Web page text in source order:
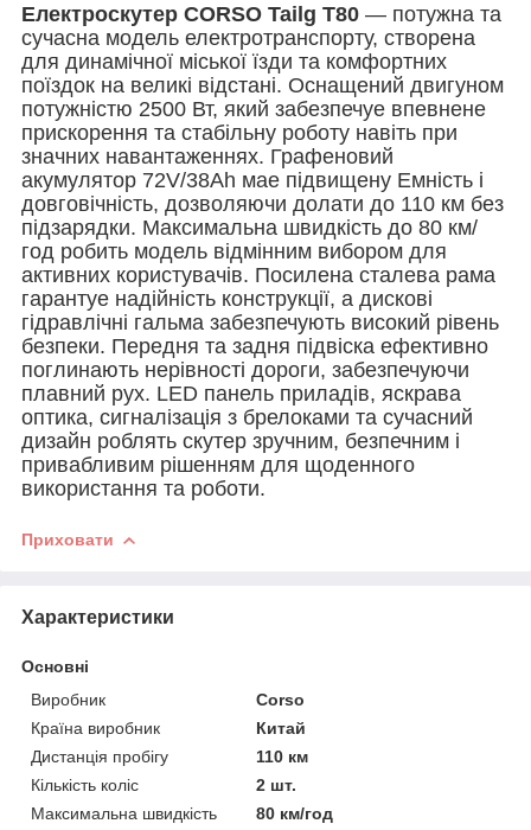
Електроскутер CORSO Tailg T80 — потужна та
сучасна модель електротранспорту, створена
для динамічної міської їзди та комфортних
поїздок на великі відстані. Оснащений двигуном
потужністю 2500 Вт, який забезпечуе впевнене
прискорення та стабільну роботу навіть при
значних навантаженнях. Графеновий
акумулятор 72V/38Ah мае підвищену Емність і
довговічність, дозволяючи долати до 110 км без
підзарядки. Максимальна швидкість до 80 км/
год робить модель відмінним вибором для
активних користувачів. Посилена сталева рама
гарантуе надійність конструкції, а дискові
гідравлічні гальма забезпечують високий рівень
безпеки. Передня та задня підвіска ефективно
поглинають нерівності дороги, забезпечуючи
плавний рух. LED панель приладів, яскрава
оптика, сигналізація з брелоками та сучасний
дизайн роблять скутер зручним, безпечним і
привабливим рішенням для щоденного
використання та роботи.
Приховати
Характеристики
Основні
Виробник
Corso
Країна виробник
Китай
Дистанція пробігу
110 км
Кількість коліс
2 шт.
Максимальна швидкість
80 км/год